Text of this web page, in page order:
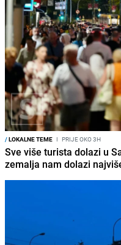
/LOKALNE TEME I PRIJE OKO 3H
Sve više turista dolazi u
zemalja nam dolazi